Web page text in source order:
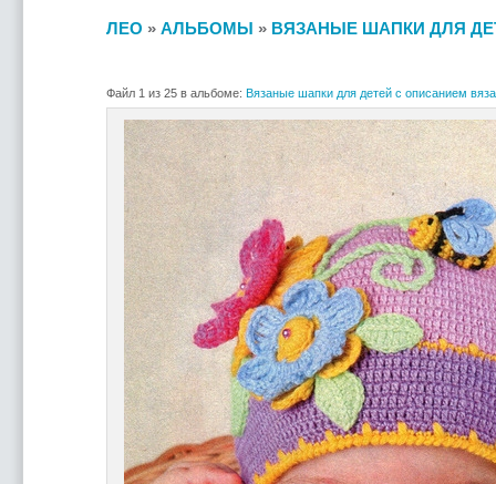
ЛЕО » АЛЬБОМЫ » ВЯЗАНЫЕ ШАПКИ ДЛЯ
Файл 1 из 25 в альбоме: Вязаные шапки для детей с описанием